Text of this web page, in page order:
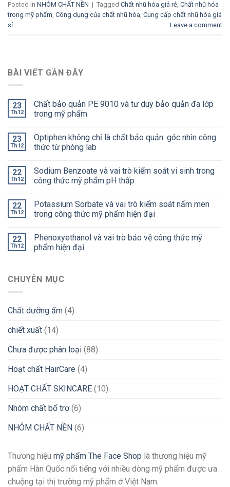
Posted in NHÓM CHẤT NỀN | Tagged Chất nhũ hóa giá rẻ, Chất nhũ hóa
trong mỹ phẩm, Công dụng của chất nhũ hóa, Cung cấp chất nhũ hóa giá
sỉ
Leave a comment
BÀI VIẾT GẦN ĐÂY
23
Th12
Chất bảo quản PE 9010 và tư duy bảo quản đa lớp
trong mỹ phẩm
23
Th12
Optiphen không chỉ là chất bảo quản: góc nhìn công
thức từ phòng lab
22
Th12
Sodium Benzoate và vai trò kiểm soát vi sinh trong
công thức mỹ phẩm pH thấp
22
Th12
Potassium Sorbate và vai trò kiểm soát nấm men
trong công thức mỹ phẩm hiện đại
22
Th12
Phenoxyethanol và vai trò bảo vệ công thức mỹ
phẩm hiện đại
CHUYÊN MỤC
Chất dưỡng ẩm (4)
chiết xuất (14)
Chưa được phân loại (88)
Hoạt chất HairCare (4)
HOẠT CHẤT SKINCARE (10)
Nhóm chất bổ trợ(6)
NHÓM CHẤT NỀN (6)
Thương hiệu mỹ phẩm The Face Shop là thương hiệu mỹ
phẩm Hàn Quốc nổi tiếng với nhiều dòng mỹ phẩm được ưa
chuộng tại thị trường mỹ phẩm ở Việt Nam.